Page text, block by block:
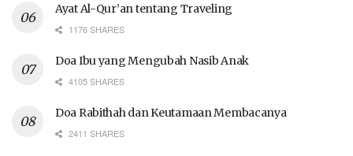
Ayat Al-Qur’an tentang Traveling
1176 SHARES
Doa Ibu yang Mengubah Nasib Anak
4105 SHARES
Doa Rabithah dan Keutamaan Membacanya
2411 SHARES